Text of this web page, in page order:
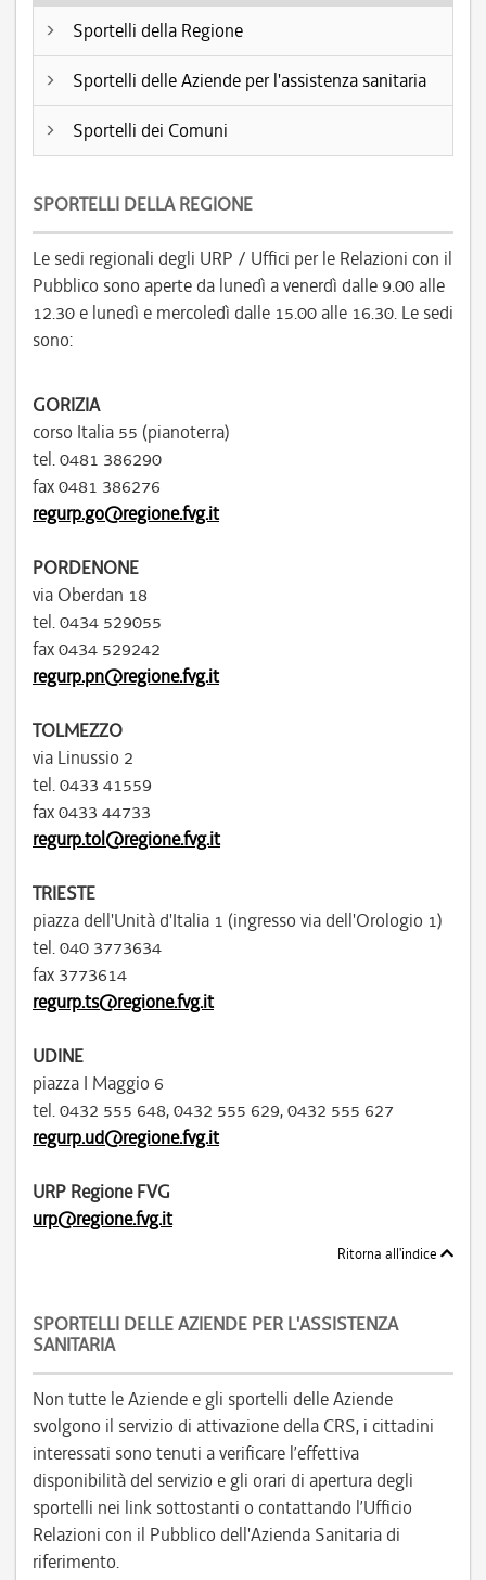
Sportelli della Regione
Sportelli delle Aziende per l'assistenza sanitaria
Sportelli dei Comuni
SPORTELLI DELLA REGIONE
Le sedi regionali degli URP / Uffici per le Relazioni con il
Pubblico sono aperte da lunedì a venerdì dalle 9.00 alle
12.30 e lunedì e mercoledì dalle 15.00 alle 16.30. Le sedi
sono:
GORIZIA
corso Italia 55 (pianoterra)
tel. 0481 386290
fax 0481 386276
regurp.go@regione.fvg.it
PORDENONE
via Oberdan 18
tel. 0434 529055
fax 0434 529242
regurp.pn@regione.fvg.it
TOLMEZZO
via Linussio 2
tel. 0433 41559
fax 0433 44733
regurp.tol@regione.fvg.it
TRIESTE
piazza dell'Unità d'Italia 1 (ingresso via dell'Orologio 1)
tel. 040 3773634
fax 3773614
regurp.ts@regione.fvg.it
UDINE
piazza I Maggio 6
tel. 0432 555 648, 0432 555 629, 0432 555 627
regurp.ud@regione.fvg.it
URP Regione FVG
urp@regione.fvg.it
Ritorna all'indice
SPORTELLI DELLE AZIENDE PER L'ASSISTENZA
SANITARIA
Non tutte le Aziende e gli sportelli delle Aziende
svolgono il servizio di attivazione della CRS, i cittadini
interessati sono tenuti a verificare l’effettiva
disponibilità del servizio e gli orari di apertura degli
sportelli nei link sottostanti o contattando l’Ufficio
Relazioni con il Pubblico dell'Azienda Sanitaria di
riferimento.